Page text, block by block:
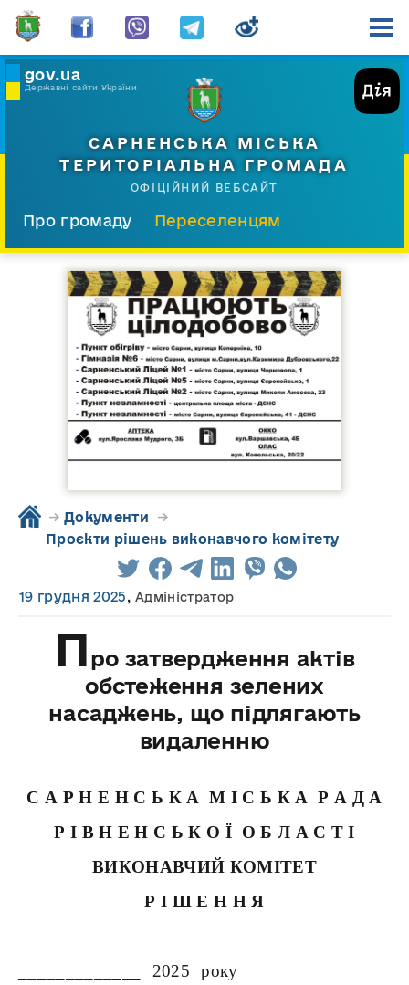
gov.ua
Державні сайти України
САРНЕНСЬКА МІСЬКА
ТЕРИТОРІАЛЬНА ГРОМАДА
ОФІЦІЙНИЙ ВЕБСАЙТ
Про громаду
Переселенцям
Прес-центр
→ Документи →
Проєкти рішень виконавчого комітету
19 грудня 2025,Адміністратор
Про затвердження актів
обстеження зелених
насаджень, що підлягають
видаленню
С А Р Н Е Н С Ь К А М І С Ь К А Р А Д А
Р І В Н Е Н С Ь К О Ї О Б Л А С Т І
ВИКОНАВЧИЙ КОМІТЕТ
Р І Ш Е Н Н Я
_____________ 2025 року